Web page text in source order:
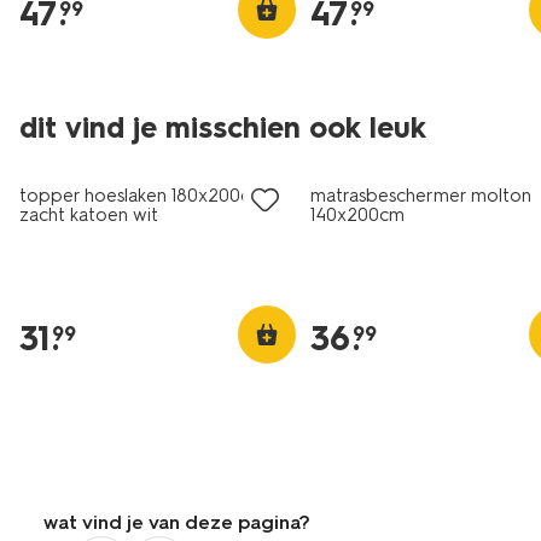
47.
99 47.
99
dit vind je misschien ook leuk
topper hoeslaken 180x200cm
zacht katoen wit
31.
99
matrasbeschermer molton
140x200cm
36.
99
wat vind je van deze pagina?